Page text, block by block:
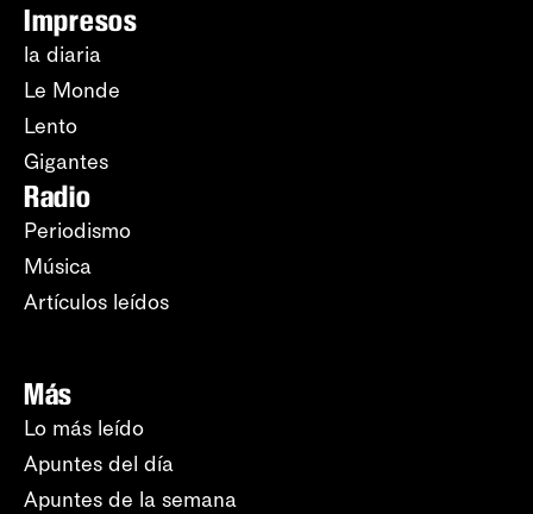
Impresos
la diaria
Le Monde
Lento
Gigantes
Radio
Periodismo
Música
Artículos leídos
Más
Lo más leído
Apuntes del día
Apuntes de la semana